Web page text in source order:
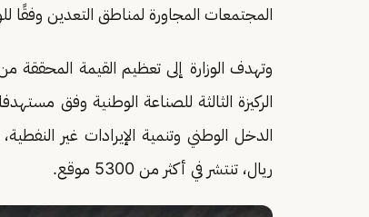
المجتمعات المجاورة لمناطق التعدين وفقًا
وتهدف الوزارة إلى تعظيم القيمة المحققة
ريال، تنتشر في أكثر من 5300 موقع.